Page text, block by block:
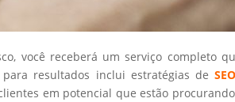
você receberá um serviço completo
para resultados inclui estratégias deSEO
em potencial que estão